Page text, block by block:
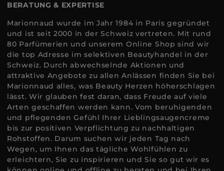
BERATUNG & EXPERTISE
Marionnaud wurde im Jahr 1984 in Paris gegründet
und ist seit 2000 in der Schweiz vertreten. Mit rund
80 Parfümerien und unserem Online Shop sind wir
die top Adresse im selektiven Beautyhandel in der
Schweiz. Durch abwechselnde Aktionen und
attraktive Angebote zu allen Anlässen finden Sie bei
Marionnaud alles, was Beauty Herzen höherschlagen
lässt. Wir glauben fest daran, dass Freude auf viele
Arten geschaffen werden kann. Vom beruhigenden
und pflegenden Gefühl Ihrer Lieblingsaugencreme
bis zur positiven Verpflichtung zu nachhaltigen
Rohstoffen. Darum suchen wir jeden Tag nach
Wegen, um Ihnen das tägliche Wohlfühlen zu
erleichtern, Sie zu inspirieren und Sie so gut wir es